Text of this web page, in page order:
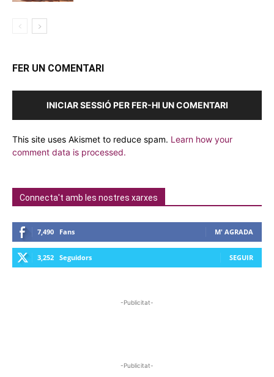
FER UN COMENTARI
INICIAR SESSIÓ PER FER-HI UN COMENTARI
This site uses Akismet to reduce spam. Learn how your
comment data is processed.
Connecta't amb les nostres xarxes
7,490 Fans M' AGRADA
3,252 Seguidors SEGUIR
-Publicitat-
-Publicitat-